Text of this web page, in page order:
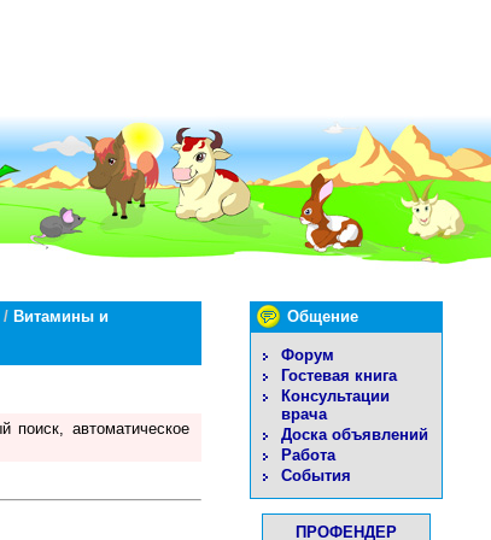
Общение
Форум
Гостевая книга
Консультации
врача
Доска объявлений
Работа
События
ПРОФЕНДЕР
/ Витамины и
поиск, автоматическое